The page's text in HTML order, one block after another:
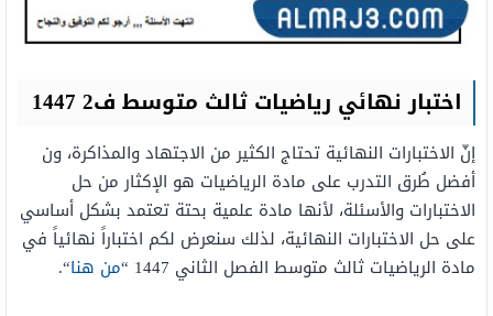
اختبار نهائي رياضيات ثالث متوسط ف2 1447
إنّ الاختبارات النهائية تحتاج الكثير من الاجتهاد والمذاكرة، ون
أفضل طُرق التدرب على مادة الرياضيات هو الإكثار من حل
الاختبارات والأسئلة، لأنها مادة علمية بحتة تعتمد بشكل أساسي
على حل الاختبارات النهائية، لذلك سنعرض لكم اختباراً نهائياً في
مادة الرياضيات ثالث متوسط الفصل الثاني 1447 “
من هنا“.